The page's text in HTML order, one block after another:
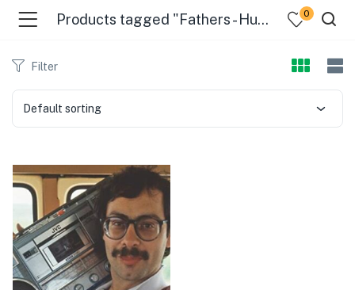
Products tagged "Fathers - Humor" 0
Filter
Default sorting